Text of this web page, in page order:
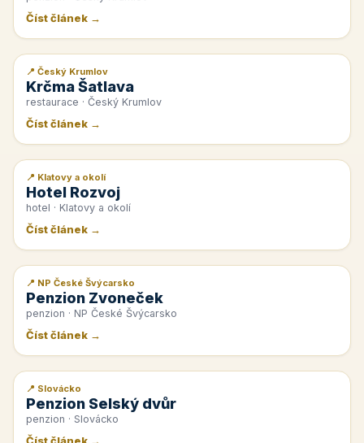
Číst článek →
📰 PR článek
📍 Český Krumlov
Krčma Šatlava
restaurace · Český Krumlov
Číst článek →
📰 PR článek
📍 Klatovy a okolí
Hotel Rozvoj
hotel · Klatovy a okolí
Číst článek →
📰 PR článek
📍 NP České Švýcarsko
Penzion Zvoneček
penzion · NP České Švýcarsko
Číst článek →
📰 PR článek
📍 Slovácko
Penzion Selský dvůr
penzion · Slovácko